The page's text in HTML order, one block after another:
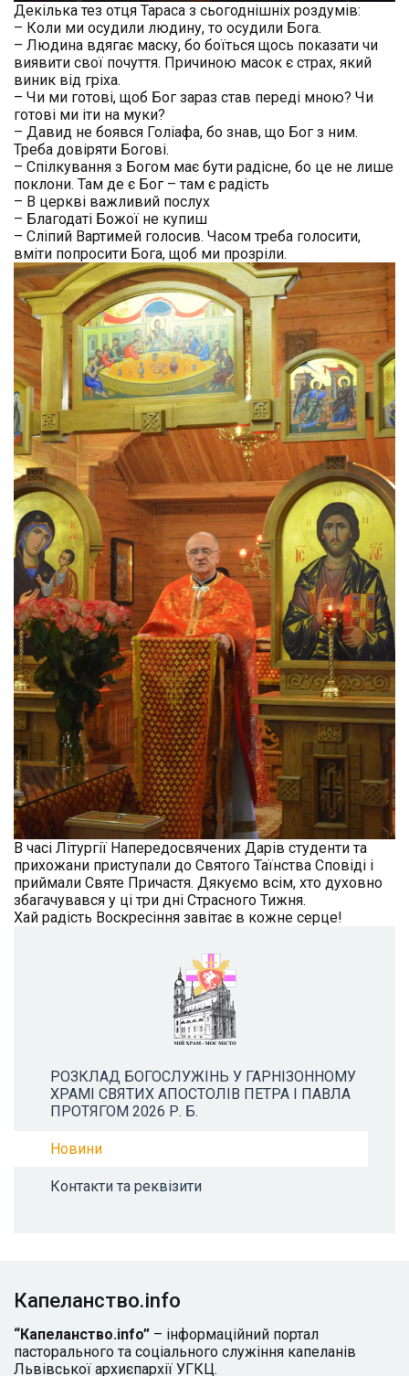
Декілька тез отця Тараса з сьогоднішніх роздумів:
– Коли ми осудили людину, то осудили Бога.
– Людина вдягає маску, бо боїться щось показати чи
виявити свої почуття. Причиною масок є страх, який
виник від гріха.
– Чи ми готові, щоб Бог зараз став переді мною? Чи
готові ми іти на муки?
– Давид не боявся Голіафа, бо знав, що Бог з ним.
Треба довіряти Богові.
– Спілкування з Богом має бути радісне, бо це не лише
поклони. Там де є Бог – там є радість
– В церкві важливий послух
– Благодаті Божої не купиш
– Сліпий Вартимей голосив. Часом треба голосити,
вміти попросити Бога, щоб ми прозріли.
В часі Літургії Напередосвячених Дарів студенти та
прихожани приступали до Святого Таїнства Сповіді і
приймали Святе Причастя. Дякуємо всім, хто духовно
збагачувався у ці три дні Страсного Тижня.
Хай радість Воскресіння завітає в кожне серце!
РОЗКЛАД БОГОСЛУЖІНЬ У ГАРНІЗОННОМУ
ХРАМІ СВЯТИХ АПОСТОЛІВ ПЕТРА І ПАВЛА
ПРОТЯГОМ 2026 Р. Б.
Новини
Контакти та реквізити
Капеланство.info
“Капеланство.info” – інформаційний портал
пасторального та соціального служіння капеланів
Львівської архиєпархії УГКЦ.